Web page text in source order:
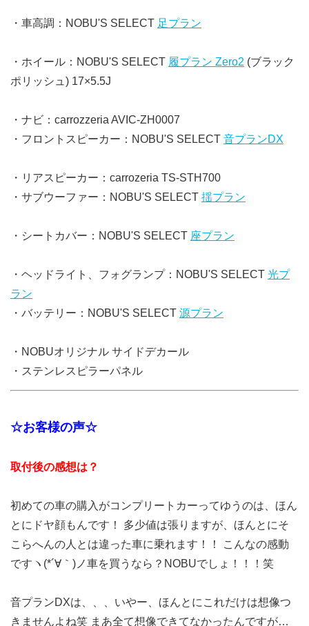
・車高調：NOBU'S SELECT 足プラン
・ホイール：NOBU'S SELECT 履プラン Zero2 (ブラック
ポリッシュ) 17×5.5J
・ナビ：carrozzeria AVIC-ZH0007
・フロントスピーカー：NOBU'S SELECT 音プランDX
・リアスピーカー：carrozeria TS-STH700
・サブウーファー：NOBU'S SELECT 揺プラン
・シートカバー：NOBU'S SELECT 座プラン
・ヘッドライト、フォグランプ：NOBU'S SELECT 光プ
ラン
・バッテリー：NOBU'S SELECT 源プラン
・NOBUオリジナル サイドデカール
・ステンレスピラーパネル
☆お客様の声☆
取付後の感想は？
初めての車の購入がコンプリートカーってゆうのは、ほん
とにドヤ顔もんです！ 多少値は張りますが、ほんとにそ
こらへんの人とは違った車に乗れます！！ こんなの感動
ですヽ(*´∀｀)ノ車を買うなら？NOBUでしょ！！！笑
音プランDXは、、、いやー、ほんとにこれだけは想像つ
きませんよね笑 まあ全て想像できてなかったんですが…